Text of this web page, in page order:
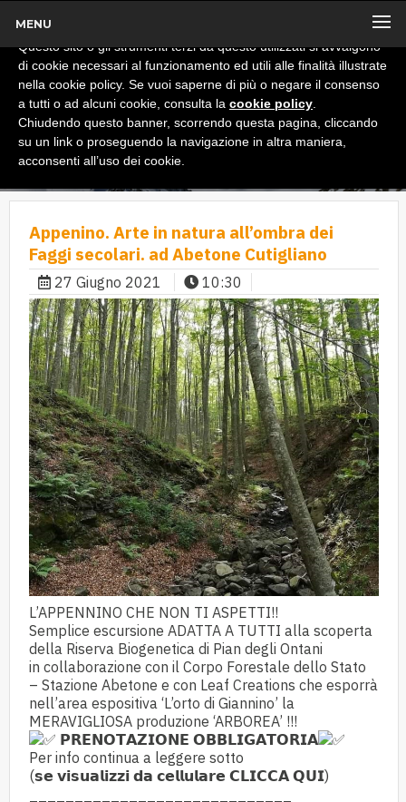
MENU
Appenino. Arte in natura all’ombra dei
Faggi secolari. ad Abetone Cutigliano
27 Giugno 2021 10:30
L’APPENNINO CHE NON TI ASPETTI!!
Semplice escursione ADATTA A TUTTI alla scoperta
della Riserva Biogenetica di Pian degli Ontani
in collaborazione con il Corpo Forestale dello Stato
– Stazione Abetone e con Leaf Creations che esporrà
nell’area espositiva ‘L’orto di Giannino’ la
MERAVIGLIOSA produzione ‘ARBOREA’ !!!
𝗣𝗥𝗘𝗡𝗢𝗧𝗔𝗭𝗜𝗢𝗡𝗘 𝗢𝗕𝗕𝗟𝗜𝗚𝗔𝗧𝗢𝗥𝗜𝗔
Per info continua a leggere sotto
(𝘀𝗲 𝘃𝗶𝘀𝘂𝗮𝗹𝗶𝘇𝘇𝗶 𝗱𝗮 𝗰𝗲𝗹𝗹𝘂𝗹𝗮𝗿𝗲 𝗖𝗟𝗜𝗖𝗖𝗔 𝗤𝗨𝗜)
x
Informativa
Questo sito o gli strumenti terzi da questo utilizzati si avvalgono
di cookie necessari al funzionamento ed utili alle finalità illustrate
nella cookie policy. Se vuoi saperne di più o negare il consenso
a tutti o ad alcuni cookie, consulta la cookie policy
Chiudendo questo banner, scorrendo questa pagina, cliccando
su un link o proseguendo la navigazione in altra maniera,
acconsenti all’uso dei cookie.